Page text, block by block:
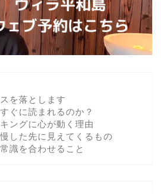
を落とします
ぐに読まれるのか？
ングに心が動く理由
した先に見えてくるもの
識を合わせること